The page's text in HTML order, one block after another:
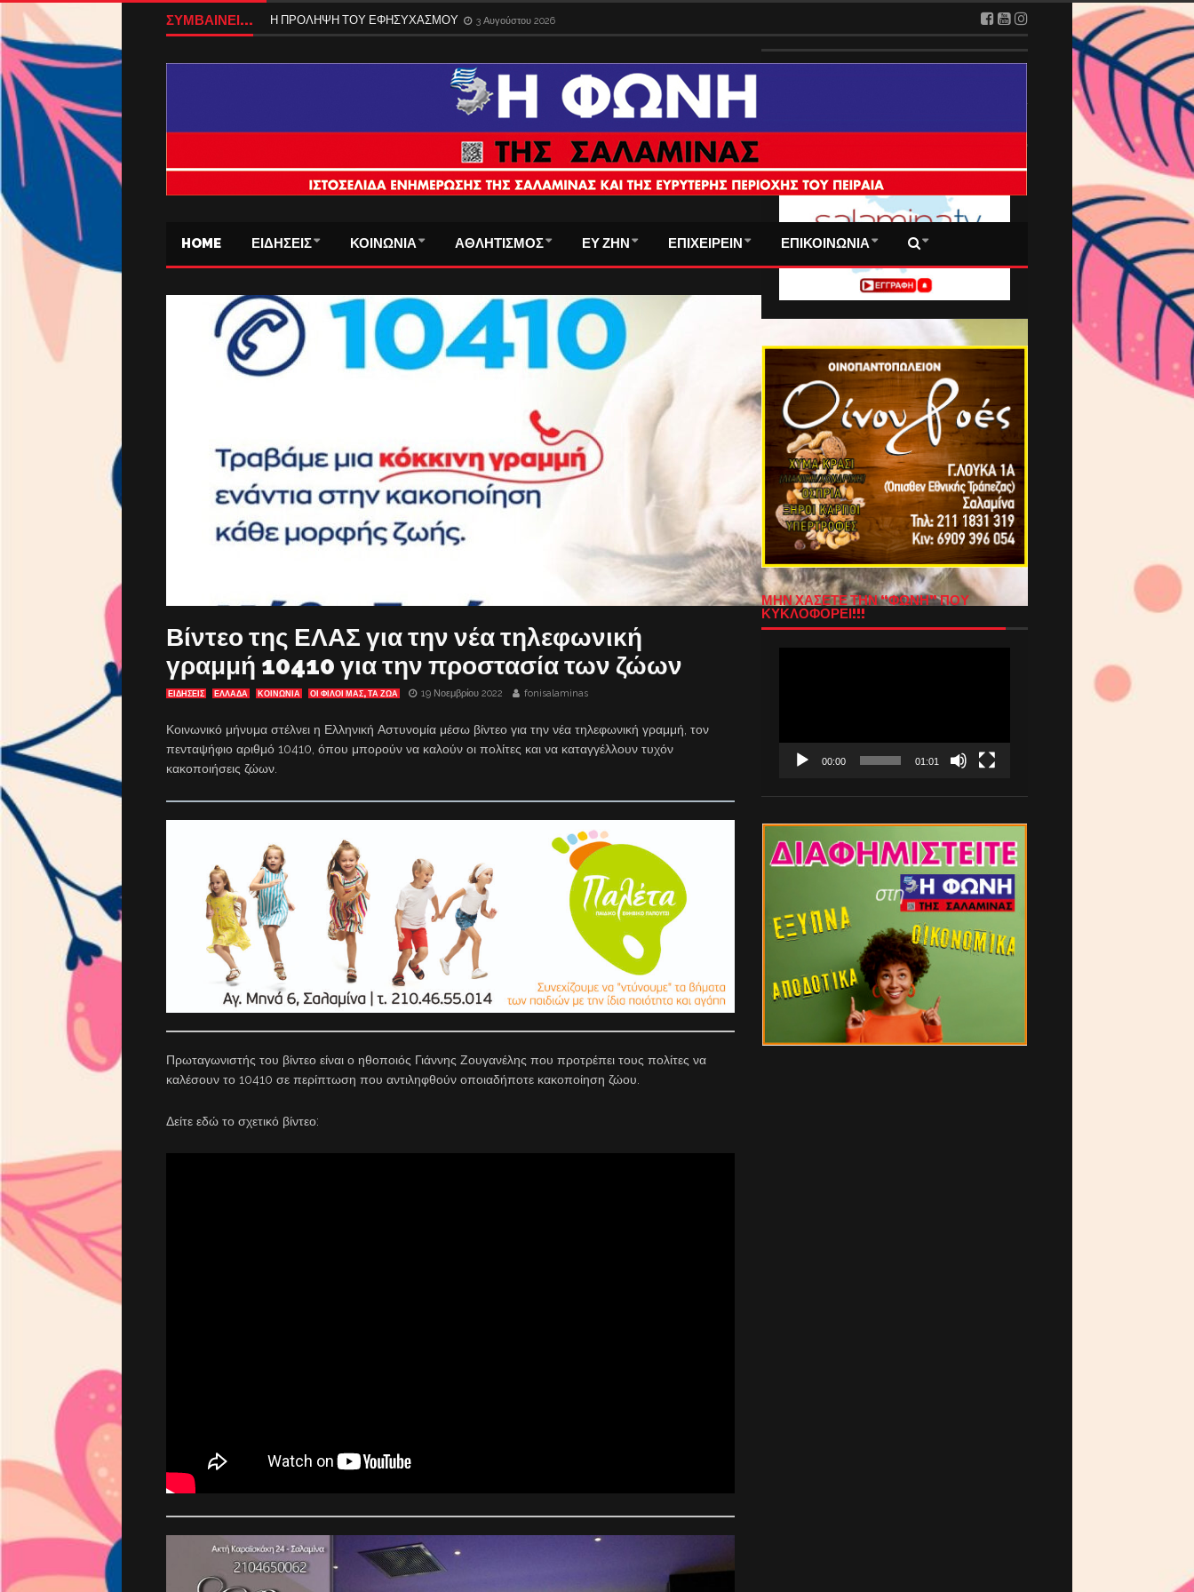
ΣΥΜΒΑΙΝΕΙ... Η ΠΡΟΛΗΨΗ ΤΟΥ ΕΦΗΣΥΧΑΣΜΟΥ 3 Αυγούστου 2026
HOME ΕΙΔΗΣΕΙΣ ΚΟΙΝΩΝΙΑ ΑΘΛΗΤΙΣΜΟΣ ΕΥ ΖΗΝ ΕΠΙΧΕΙΡΕΙΝ ΕΠΙΚΟΙΝΩΝΙΑ
Βίντεο της ΕΛΑΣ για την νέα τηλεφωνική
γραμμή 10410 για την προστασία των ζώων
ΕΙΔΗΣΕΙΣ ΕΛΛΑΔΑ ΚΟΙΝΩΝΙΑ ΟΙ ΦΙΛΟΙ ΜΑΣ, ΤΑ ΖΩΑ 19 Νοεμβρίου 2022 fonisalaminas
Κοινωνικό μήνυμα στέλνει η Ελληνική Αστυνομία μέσω βίντεο για την νέα τηλεφωνική γραμμή, τον
πενταψήφιο αριθμό 10410, όπου μπορούν να καλούν οι πολίτες και να καταγγέλλουν τυχόν
κακοποιήσεις ζώων.
Πρωταγωνιστής του βίντεο είναι ο ηθοποιός Γιάννης Ζουγανέλης που προτρέπει τους πολίτες να
καλέσουν το 10410 σε περίπτωση που αντιληφθούν οποιαδήποτε κακοποίηση ζώου.
Δείτε εδώ το σχετικό βίντεο:
ΜΗΝ ΧΑΣΕΤΕ ΤΗΝ “ΦΩΝΗ” ΠΟΥ
ΚΥΚΛΟΦΟΡΕΙ!!!
00:00 01:01